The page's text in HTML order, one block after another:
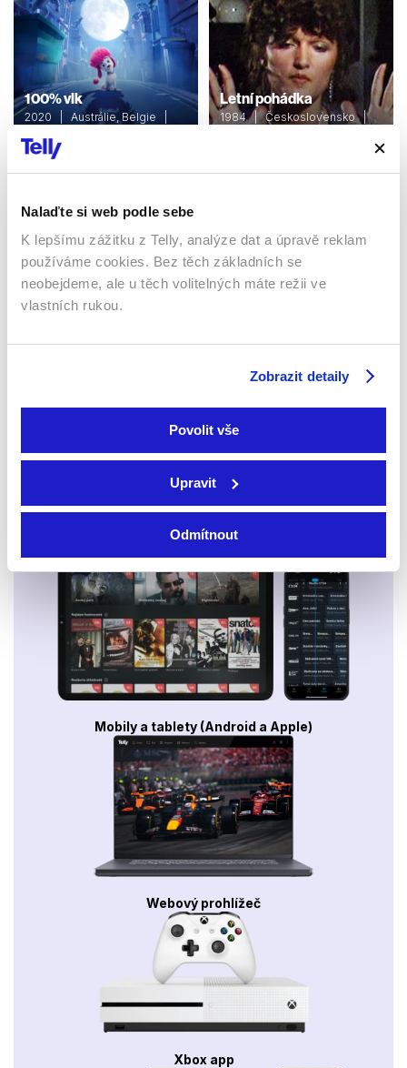
Nalaďte si web podle sebe
K lepšímu zážitku z Telly, analýze dat a úpravě reklam
používáme cookies. Bez těch základních se
neobejdeme, ale u těch volitelných máte režii ve
vlastních rukou.
Zobrazit detaily
Povolit vše
Upravit
Odmítnout
100% vlk
2020 | Austrálie, Belgie |
Filmy / Rodinné / Animované /
Dětské / Fantasy
Letní pohádka
1984 | Československo |
Sledujte kdekoliv až na 6 zařízeních
Sledovat internetovou televizi jde odkudkoliv
po celé EU, a to až na 6 zařízeních.
Smart TV - Android, Google, Samsung, LG, VIDAA
Mobily a tablety (Android a Apple)
Webový prohlížeč
Xbox app